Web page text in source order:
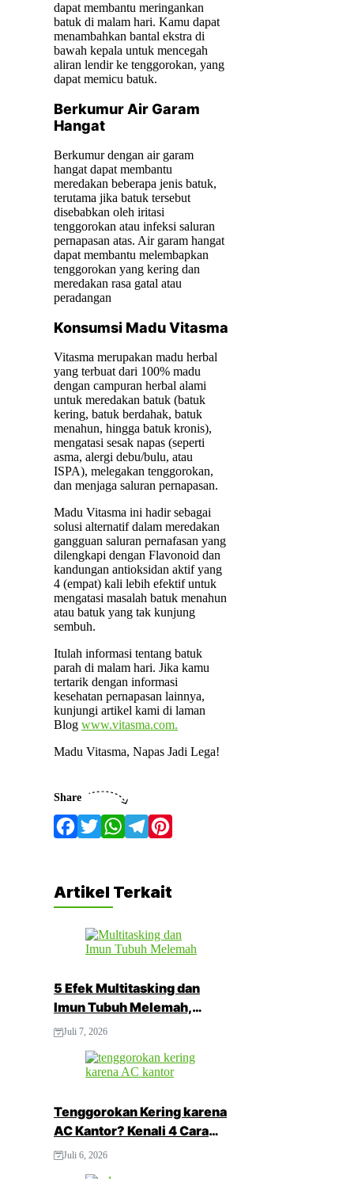
dapat membantu meringankan
batuk di malam hari. Kamu dapat
menambahkan bantal ekstra di
bawah kepala untuk mencegah
aliran lendir ke tenggorokan, yang
dapat memicu batuk.
Berkumur Air Garam
Hangat
Berkumur dengan air garam
hangat dapat membantu
meredakan beberapa jenis batuk,
terutama jika batuk tersebut
disebabkan oleh iritasi
tenggorokan atau infeksi saluran
pernapasan atas. Air garam hangat
dapat membantu melembapkan
tenggorokan yang kering dan
meredakan rasa gatal atau
peradangan
Konsumsi Madu Vitasma
Vitasma merupakan madu herbal
yang terbuat dari 100% madu
dengan campuran herbal alami
untuk meredakan batuk (batuk
kering, batuk berdahak, batuk
menahun, hingga batuk kronis),
mengatasi sesak napas (seperti
asma, alergi debu/bulu, atau
ISPA), melegakan tenggorokan,
dan menjaga saluran pernapasan.
Madu Vitasma ini hadir sebagai
solusi alternatif dalam meredakan
gangguan saluran pernafasan yang
dilengkapi dengan Flavonoid dan
kandungan antioksidan aktif yang
4 (empat) kali lebih efektif untuk
mengatasi masalah batuk menahun
atau batuk yang tak kunjung
sembuh.
Itulah informasi tentang batuk
parah di malam hari. Jika kamu
tertarik dengan informasi
kesehatan pernapasan lainnya,
kunjungi artikel kami di laman
Blog www.vitasma.com.
Madu Vitasma, Napas Jadi Lega!
Share
Artikel Terkait
5 Efek Multitasking dan
Imun Tubuh Melemah,
Jangan Abaikan!
Juli 7, 2026
Tenggorokan Kering karena
AC Kantor? Kenali 4 Cara
Mengatasinya
Juli 6, 2026